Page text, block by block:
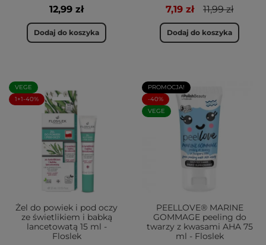
12,99 zł
Dodaj do koszyka
7,19 zł 11,99 zł
Dodaj do koszyka
VEGE
1+1-40%
Żel do powiek i pod oczy
ze świetlikiem i babką
lancetowatą 15 ml -
Floslek
PROMOCJA!
-40%
VEGE
PEELLOVE® MARINE
GOMMAGE peeling do
twarzy z kwasami AHA 75
ml - Floslek